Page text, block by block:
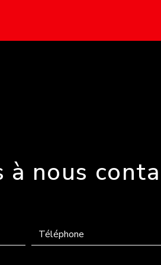
à nous